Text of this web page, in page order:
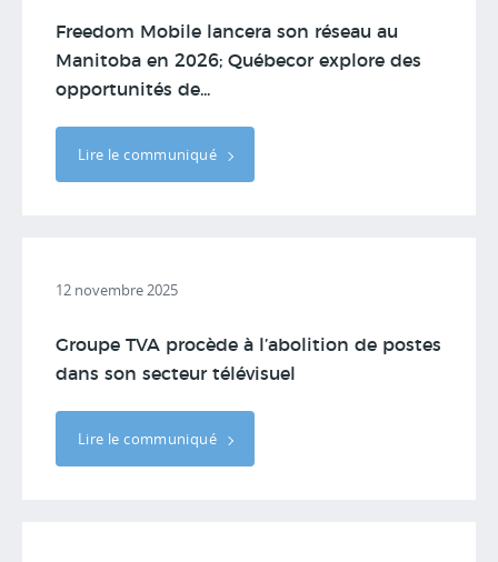
Freedom Mobile lancera son réseau au
Manitoba en 2026; Québecor explore des
opportunités de...
Lire le communiqué
12 novembre 2025
Groupe TVA procède à l’abolition de postes
dans son secteur télévisuel
Lire le communiqué